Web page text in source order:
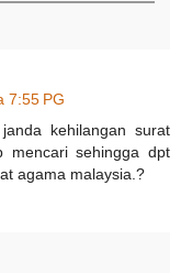
7:55 PG
kehilangan surat
mencari sehingga dpt
agama malaysia.?